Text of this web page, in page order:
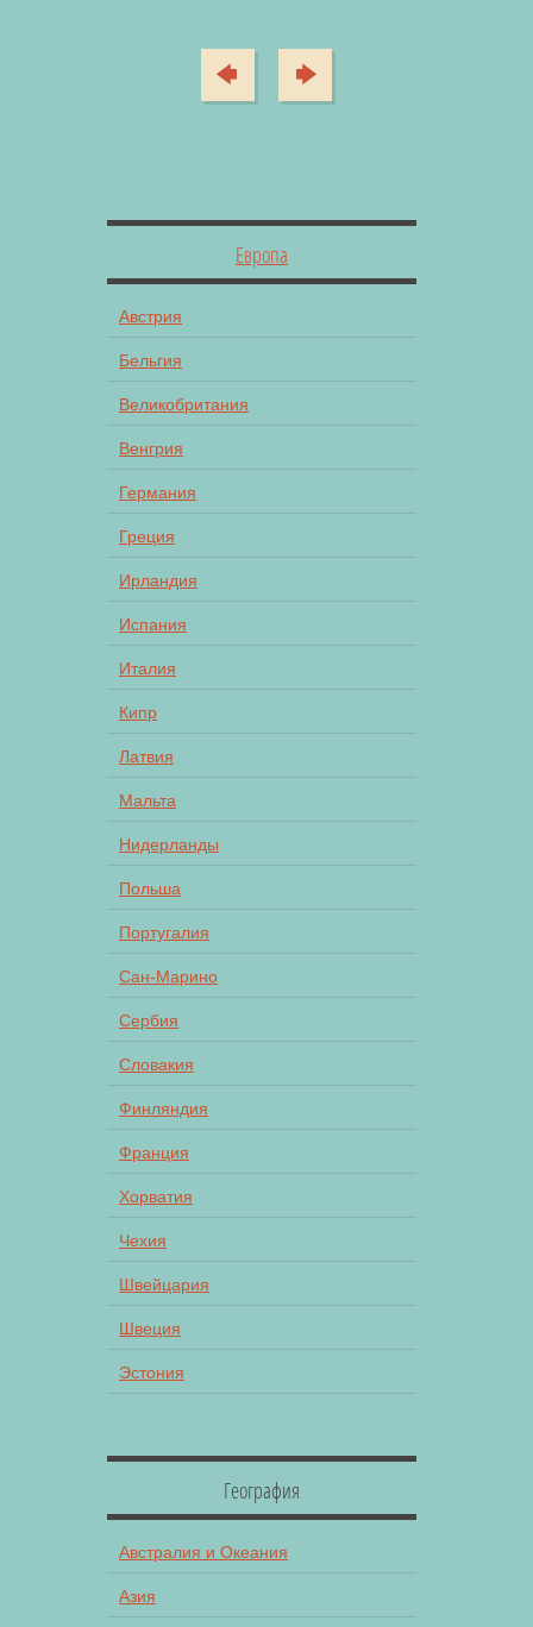
Европа
Австрия
Бельгия
Великобритания
Венгрия
Германия
Греция
Ирландия
Испания
Италия
Кипр
Латвия
Мальта
Нидерланды
Польша
Португалия
Сан-Марино
Сербия
Словакия
Финляндия
Франция
Хорватия
Чехия
Швейцария
Швеция
Эстония
География
Австралия и Океания
Азия